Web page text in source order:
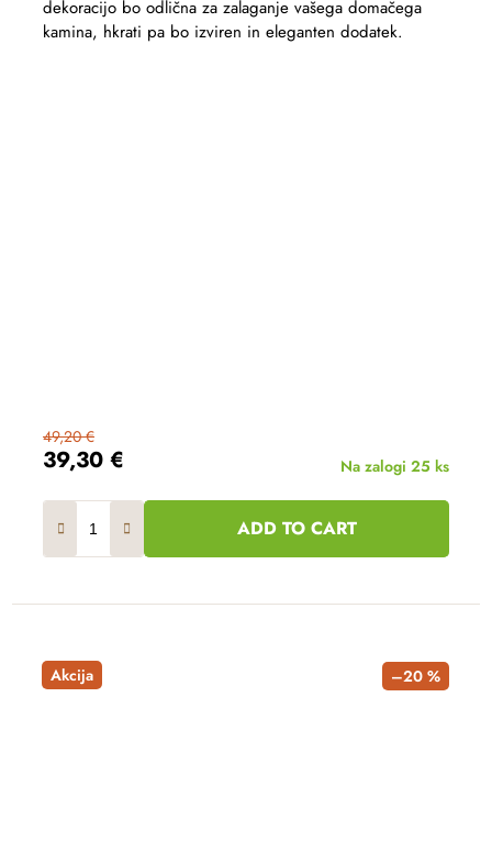
39,30 €
49,20 €
Na zalogi 25 ks
ADD TO CART
dekoracijo bo odlična za zalaganje vašega domačega
kamina, hkrati pa bo izviren in eleganten dodatek.
Akcija –20 %